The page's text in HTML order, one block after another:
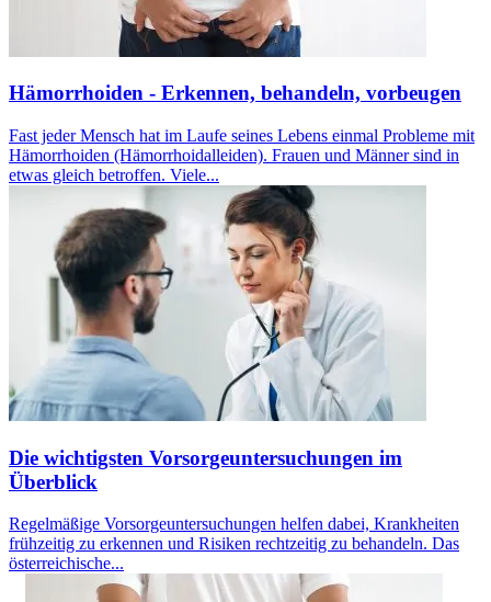
Hämorrhoiden - Erkennen, behandeln, vorbeugen
Fast jeder Mensch hat im Laufe seines Lebens einmal Probleme mit
Hämorrhoiden (Hämorrhoidalleiden). Frauen und Männer sind in
etwas gleich betroffen. Viele...
Die wichtigsten Vorsorgeuntersuchungen im
Überblick
Regelmäßige Vorsorgeuntersuchungen helfen dabei, Krankheiten
frühzeitig zu erkennen und Risiken rechtzeitig zu behandeln. Das
österreichische...